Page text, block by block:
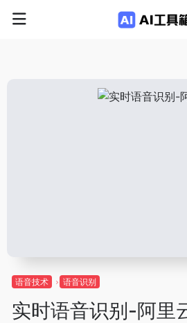
语音技术 语音识别
实时语音识别-阿里